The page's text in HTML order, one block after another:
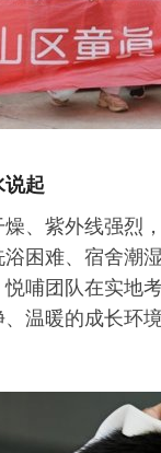
说起
、紫外线强烈
困难、宿舍潮
哺团队在实
温暖的成长环